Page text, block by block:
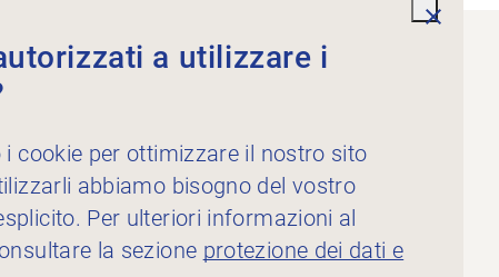
Per gli inserzionisti
a utilizzare i
i cookie per ottimizzare il nostro sito
abbiamo bisogno del vostro
Per ulteriori informazioni al
la sezione protezione dei dati e